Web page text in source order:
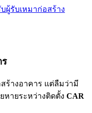
ผู้รับเหมาก่อสร้าง
ร้างอาคาร แต่ลืมว่ามี
หายระหว่างติดตั้ง CAR